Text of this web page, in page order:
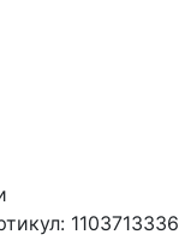
1103713336